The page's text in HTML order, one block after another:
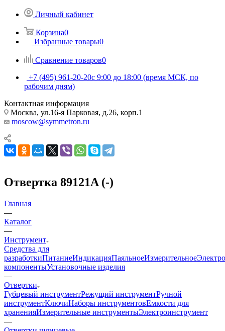
Личный кабинет
Корзина0
Избранные товары0
Сравнение товаров0
+7 (495) 961-20-20с 9:00 до 18:00 (время МСК, по
рабочим дням)
Контактная информация
Москва, ул.16-я Парковая, д.26, корп.1
moscow@symmetron.ru
Отвертка 89121A (-)
Главная
—
Каталог
—
Инструмент
Средства для
разработкиПитаниеИндикацияПаяльноеИзмерительное
компонентыУстановочные изделия
—
Отвертки
Губцевый инструментРежущий инструментРучной
инструментКлючиНаборы инструментовЕмкости для
храненияИзмерительные инструментыЭлектроинструмент
—